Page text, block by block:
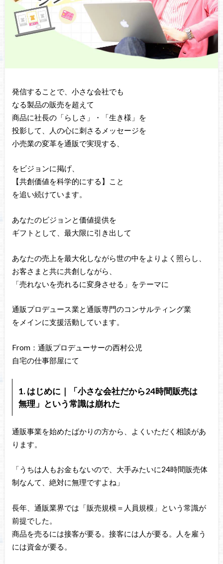
発信することで、小さな会社でも
なる製品の販売を超えて
商品に社長の「らしさ」・「生き様」を
投影して、人の心に刺さるメッセージを
小売業の変革を通販で実現する、
をビジョンに掲げ、
【共創価値を科学的にする】こと
を追い続けています。
あなたのビジョンと価値提供を
ギフトとして、最大限に引き出して
あなたの売上を最大化しながら世の中をよりよく照らし、
お客さまと共に共創しながら、
「売れないを売れるに変身させる」をテーマに
通販プロデュース業と通販専門のコンサルティング業
をメインに支援活動しています。
From：通販プロデューサーの西村公児
自宅の仕事部屋にて
1. はじめに｜「小さな会社だから24時間販売は
無理」という常識は崩れた
通販事業を始めたばかりの方から、よくいただく相談があ
ります。
「うちは人もお金もないので、大手みたいに24時間販売体
制なんて、絶対に無理ですよね」
長年、通販業界では「販売規模＝人員規模」という常識が
前提でした。
商品を売るには接客が要る。接客には人が要る。人を雇う
には資金が要る。